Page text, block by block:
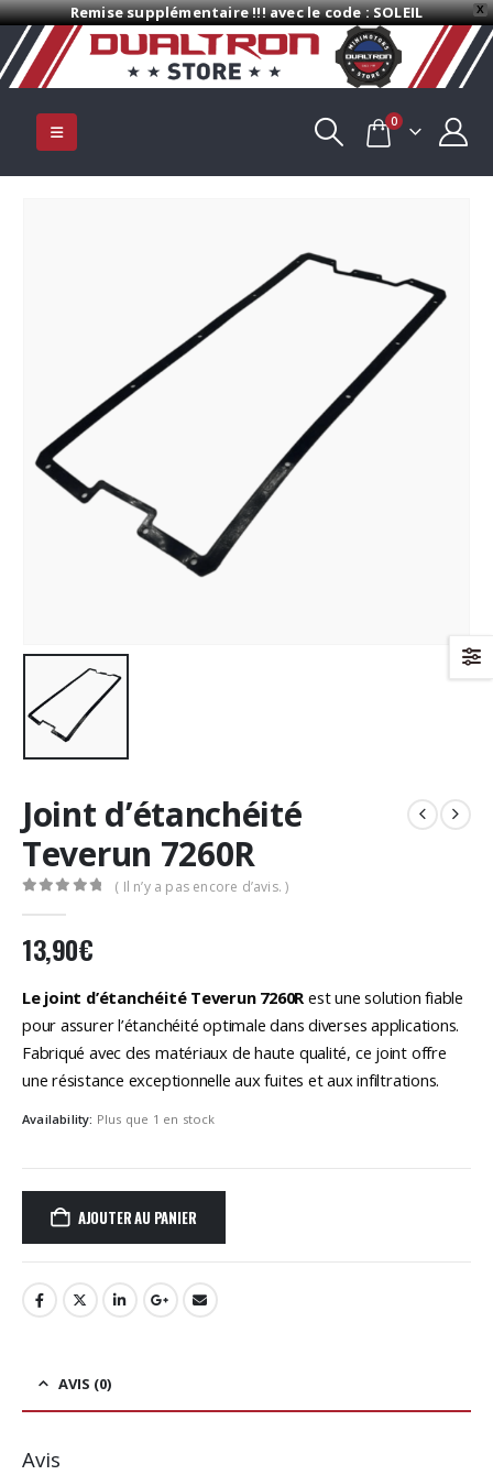
X
Remise supplémentaire !!! avec le code : SOLEIL
0
Joint d’étanchéité
Teverun 7260R
( Il n’y a pas encore d’avis. )
13,90€
Le joint d’étanchéité Teverun 7260R est une solution fiable
pour assurer l’étanchéité optimale dans diverses applications.
Fabriqué avec des matériaux de haute qualité, ce joint offre
une résistance exceptionnelle aux fuites et aux infiltrations.
Availability: Plus que 1 en stock
AJOUTER AU PANIER
AVIS (0)
Avis